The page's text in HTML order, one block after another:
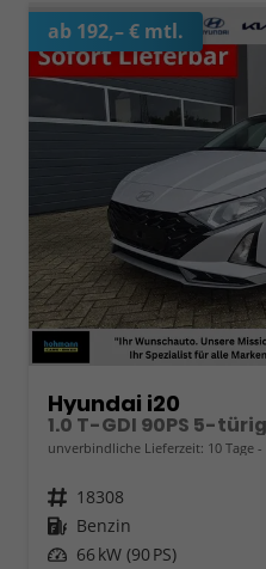
ab 192,– € mtl.
Hyundai i20
unverbindliche Lieferzeit: 10 Tage
Fahrzeugnr. 18308
Kraftstoff Benzin
Leistung 66 kW (90 PS)